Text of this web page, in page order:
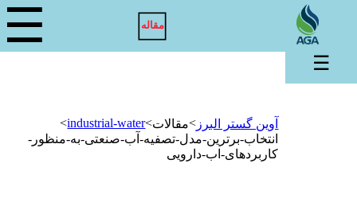
مقاله ☰
آوین گستر البرز >مقالات>
industrial-water
>
انتخاب-برترین-مدل-تصفیه-آب-صنعتی-به-منظور-
کاربردهای-اب-دارویی
☰